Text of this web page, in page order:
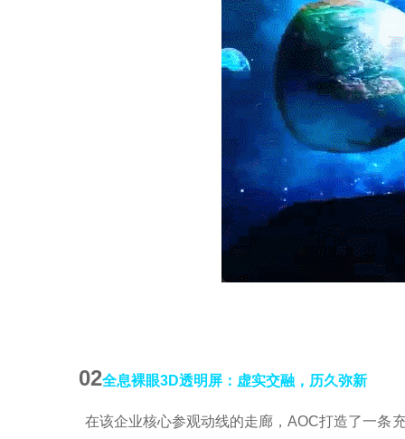
02全息裸眼3D透明屏：虚实交融，历久弥新
在该企业核心参观动线的走廊，AOC打造了一条